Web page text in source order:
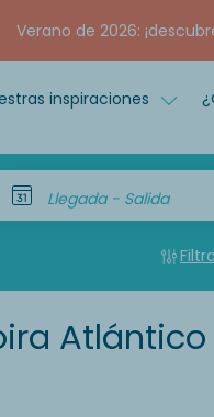
Verano de 2026:
inspiraciones
Llegada - Salida
Atlántico